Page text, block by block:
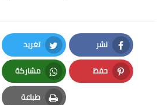
نشر
Facebook
تغريد
Twitter
حفظ
Pinterest
مشاركة
Whatsapp
طباعة